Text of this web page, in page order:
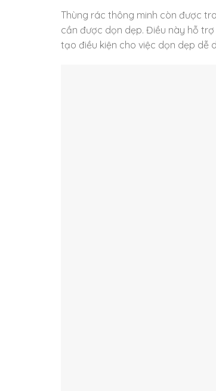
Thùng rác thông minh còn được
cần được dọn dẹp. Điều này hỗ
tạo điều kiện cho việc dọn dẹp dễ